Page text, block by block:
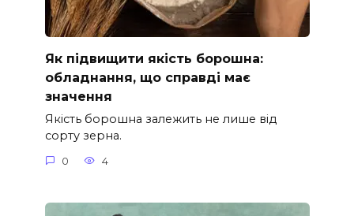
Як підвищити якість борошна:
обладнання, що справді має
значення
Якість борошна залежить не лише від
сорту зерна.
0 4